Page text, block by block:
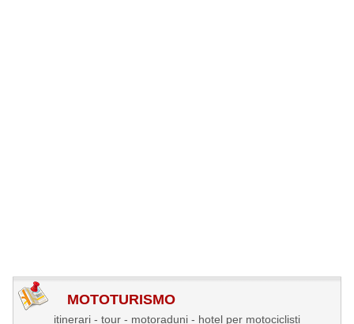
MOTOTURISMO
itinerari - tour - motoraduni - hotel per motociclisti